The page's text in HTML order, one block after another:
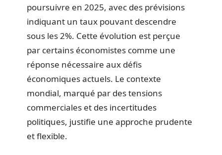
poursuivre en 2025, avec des prévisions
indiquant un taux pouvant descendre
sous les 2%. Cette évolution est perçue
par certains économistes comme une
réponse nécessaire aux défis
économiques actuels. Le contexte
mondial, marqué par des tensions
commerciales et des incertitudes
politiques, justifie une approche prudente
et flexible.